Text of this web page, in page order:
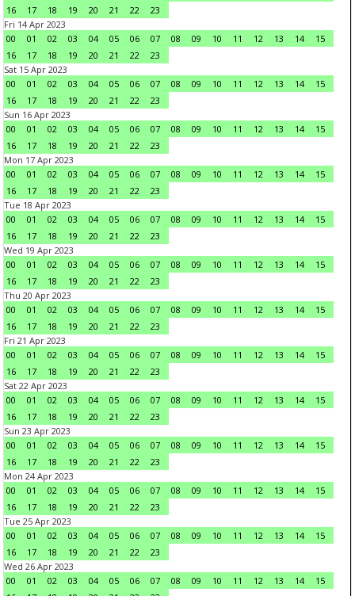
16
17 18 19 20 21 22
23
Fri 14 Apr 2023
00
01 02 03 04 05 06 07 08 09 10 11 12 13 14
15
16
17 18 19 20 21 22
23
Sat 15 Apr 2023
00
01 02 03 04 05 06 07 08 09 10 11 12 13 14
15
16
17 18 19 20 21 22
23
Sun 16 Apr 2023
00
01 02 03 04 05 06 07 08 09 10 11 12 13 14
15
16
17 18 19 20 21 22
23
Mon 17 Apr 2023
00
01 02 03 04 05 06 07 08 09 10 11 12 13 14
15
16
17 18 19 20 21 22
23
Tue 18 Apr 2023
00
01 02 03 04 05 06 07 08 09 10 11 12 13 14
15
16
17 18 19 20 21 22
23
Wed 19 Apr 2023
00
01 02 03 04 05 06 07 08 09 10 11 12 13 14
15
16
17 18 19 20 21 22
23
Thu 20 Apr 2023
00
01 02 03 04 05 06 07 08 09 10 11 12 13 14
15
16
17 18 19 20 21 22
23
Fri 21 Apr 2023
00
01 02 03 04 05 06 07 08 09 10 11 12 13 14
15
16
17 18 19 20 21 22
23
Sat 22 Apr 2023
00
01 02 03 04 05 06 07 08 09 10 11 12 13 14
15
16
17 18 19 20 21 22
23
Sun 23 Apr 2023
00
01 02 03 04 05 06 07 08 09 10 11 12 13 14
15
16
17 18 19 20 21 22
23
Mon 24 Apr 2023
00
01 02 03 04 05 06 07 08 09 10 11 12 13 14
15
16
17 18 19 20 21 22
23
Tue 25 Apr 2023
00
01 02 03 04 05 06 07 08 09 10 11 12 13 14
15
16
17 18 19 20 21 22
23
Wed 26 Apr 2023
00
01 02 03 04 05 06 07 08 09 10 11 12 13 14
15